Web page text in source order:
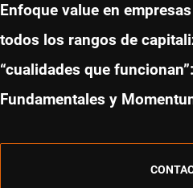
Enfoque value en
todos los rangos de
“cualidades que
Fundamentales y